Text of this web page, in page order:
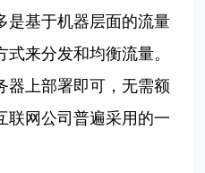
是基于机器层面的流量
来分发和均衡流量。
器上部署即可，无需额
联网公司普遍采用的一